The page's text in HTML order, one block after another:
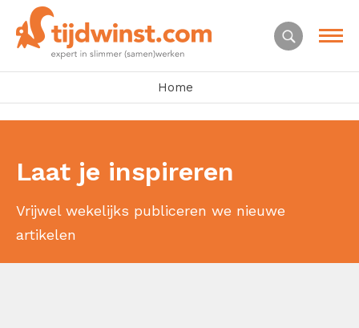
Home
Laat je inspireren
Vrijwel wekelijks publiceren we nieuwe
artikelen